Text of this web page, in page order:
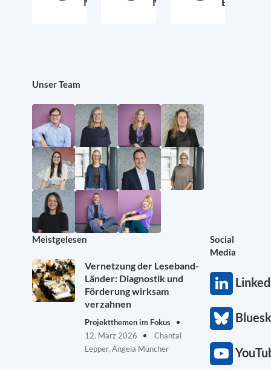
Unser Team
Meistgelesen
Vernetzung der Leseband-
Länder: Diagnostik und
Förderung wirksam
verzahnen
Projektthemen im Fokus
12. März 2026
Chantal
Lepper, Angela Müncher
Social
Media